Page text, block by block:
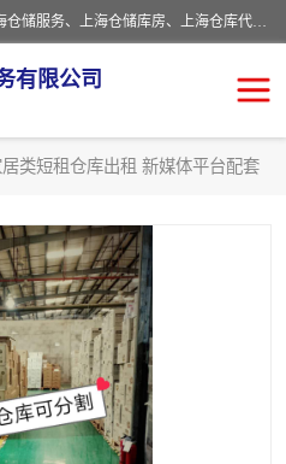
上海星力仓储服务有限公司从事：上海仓储服务、上海仓储库房、上海仓库代运营、上海仓库对外出租、上海仓库外包、上海三方仓储、上海电商仓储代发、上海电商代发货仓库、上海托管仓库、上海仓储配送。上海星力仓储服务有限公司现在拥有100个分仓、10万余平方的标准库房，精炼员工几百名，与几千家客户合作，公司已跻身上海仓储行业前列。欢迎来电咨询！
有限公司
居类短租仓库出租 新媒体平台配套
上海仓库外包
上海托管仓库
上海仓储服务
上海电商代发货仓库